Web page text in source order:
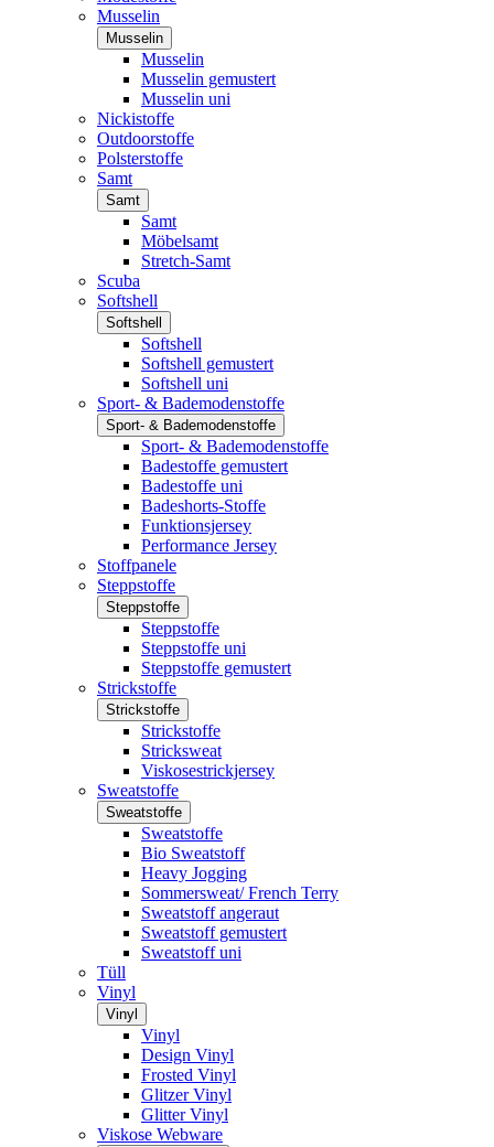
Musselin
Musselin
Musselin
Musselin gemustert
Musselin uni
Nickistoffe
Outdoorstoffe
Polsterstoffe
Samt
Samt
Samt
Möbelsamt
Stretch-Samt
Scuba
Softshell
Softshell
Softshell
Softshell gemustert
Softshell uni
Sport- & Bademodenstoffe
Sport- & Bademodenstoffe
Sport- & Bademodenstoffe
Badestoffe gemustert
Badestoffe uni
Badeshorts-Stoffe
Funktionsjersey
Performance Jersey
Stoffpanele
Steppstoffe
Steppstoffe
Steppstoffe
Steppstoffe uni
Steppstoffe gemustert
Strickstoffe
Strickstoffe
Strickstoffe
Stricksweat
Viskosestrickjersey
Sweatstoffe
Sweatstoffe
Sweatstoffe
Bio Sweatstoff
Heavy Jogging
Sommersweat/ French Terry
Sweatstoff angeraut
Sweatstoff gemustert
Sweatstoff uni
Tüll
Vinyl
Vinyl
Vinyl
Design Vinyl
Frosted Vinyl
Glitzer Vinyl
Glitter Vinyl
Viskose Webware